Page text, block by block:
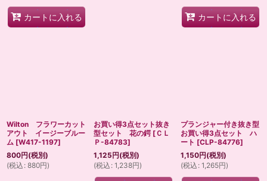
カートに入れる カートに入れる
Wilton フラワーカット
アウト イージーブルー
ム [W417-1197]
800円(税別)
(税込 : 880円)
お買い得3点セット抜き
型セット 花の鍔 [ＣＬ
Ｐ-84783]
1,125円(税別)
(税込 : 1,238円)
プランジャー付き抜き型
お買い得3点セット ハ
ート [CLP-84776]
1,150円(税別)
(税込 : 1,265円)